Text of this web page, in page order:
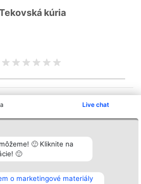
Live chat
🙂 Kliknite na
🙂
o marketingové materiály
kúria
wszystkich
Podmienky
Obchodné
podmienky
Zásady
osobných